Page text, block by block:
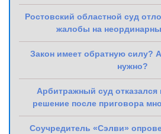
Ростовский областной суд
жалобы на
Закон имеет обратную силу?
нужно?
Арбитражный суд отказался
решение после приговора
Соучредитель «Сэлви»